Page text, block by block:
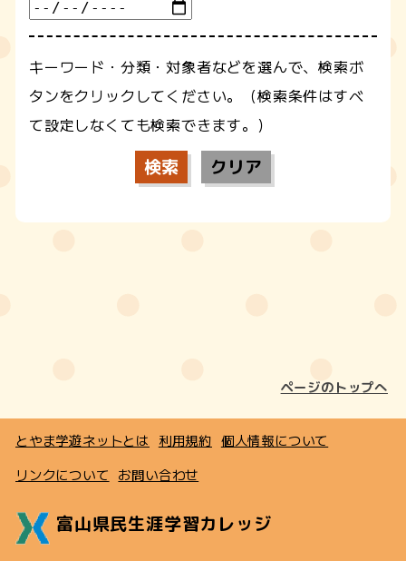
キーワード・分類・対象者などを選んで、検索ボ
タンをクリックしてください。（検索条件はすべ
て設定しなくても検索できます。）
ページのトップへ
とやま学遊ネットとは 利用規約 個人情報について
リンクについて お問い合わせ
富山県民生涯学習カレッジ